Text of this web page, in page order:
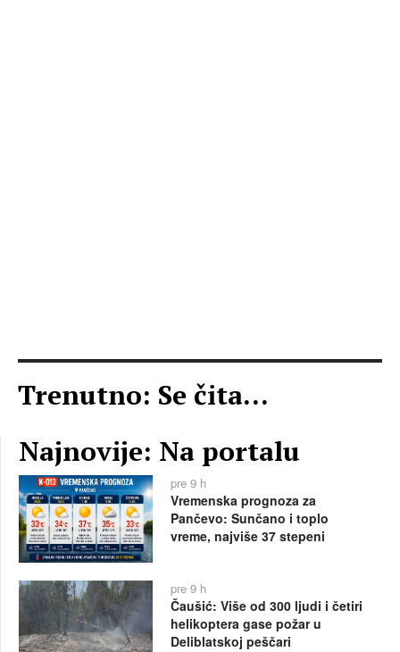
Trenutno: Se čita...
Najnovije: Na portalu
pre 9 h
Vremenska prognoza za
Pančevo: Sunčano i toplo
vreme, najviše 37 stepeni
pre 9 h
Čaušić: Više od 300 ljudi i četiri
helikoptera gase požar u
Deliblatskoj peščari